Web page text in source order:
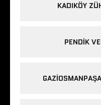
KADIKÖY
PENDIK